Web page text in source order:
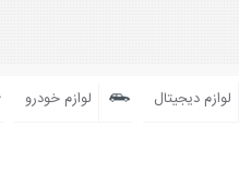
لوازم دیجیتال لوازم خودرو